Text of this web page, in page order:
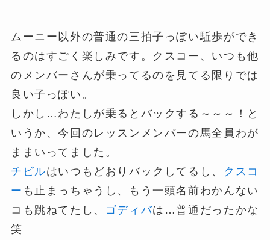
ムーニー以外の普通の三拍子っぽい駈歩ができ
るのはすごく楽しみです。クスコー、いつも他
のメンバーさんが乗ってるのを見てる限りでは
良い子っぽい。
しかし…わたしが乗るとバックする～～～！と
いうか、今回のレッスンメンバーの馬全員わが
ままいってました。
チビルはいつもどおりバックしてるし、
クスコ
ー も止まっちゃうし、もう一頭名前わかんない
コも跳ねてたし、
ゴディバは…普通だったかな
笑